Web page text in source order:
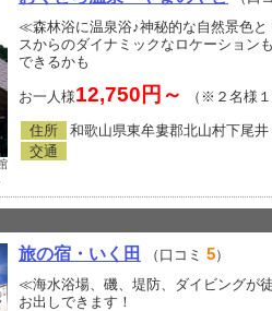
≪森林浴に温泉浴♪神秘的な自然景色
スからのダイナミックなロケーション
できるかも
お一人様12,750円～ （※２名様１
住所
和歌山県東牟婁郡北山村下尾
交通
旅の宿・いく田 （口コミ 5）
≪海水浴場、磯、堤防、ダイビングが
お出しできます！